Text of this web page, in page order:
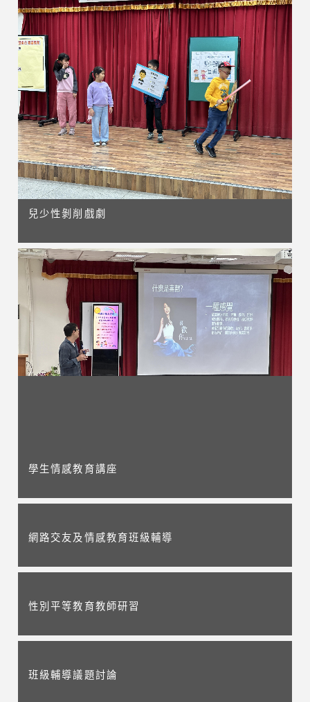
兒少性剝削戲劇
學生情感教育講座
網路交友及情感教育班級輔導
性別平等教育教師研習
班級輔導議題討論